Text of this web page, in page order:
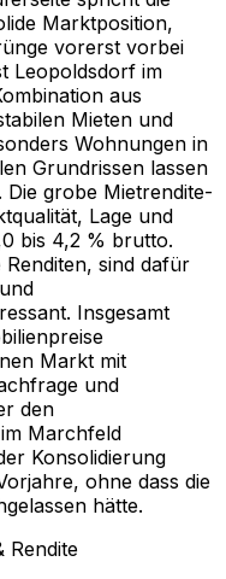
Marktposition,
vorerst vorbei
Leopoldsdorf im
aus
Mieten und
Wohnungen in
Grundrissen lassen
Die grobe Mietrendite-
Lage und
bis 4,2 % brutto.
sind dafür
Insgesamt
Markt mit
und
den
Marchfeld
Konsolidierung
ohne dass die
hätte.
Rendite